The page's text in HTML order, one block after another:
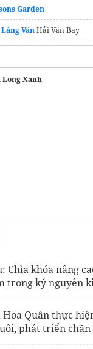
Garden
VânHải Vân Bay
Trãi
Long Xanh
Chìa khóa nâng
trong kỷ nguyên
Hoa Quân thực
phát triển